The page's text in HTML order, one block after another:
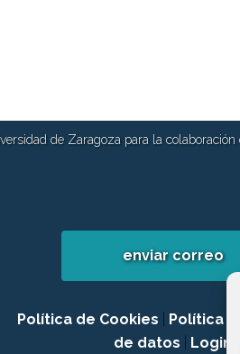
de Zaragoza para la
enviar correo
Política de Cookies
Política
de datos
Login